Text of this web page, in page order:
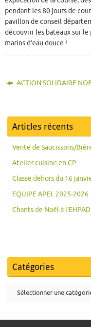
pendant les 80 jours de
pavillon de conseil
découvrir les bateaux sur
marins d’eau douce !
ACTION SOLIDAIRE
Articles récents
Vente de Saucissons/
Atelier cuisine en CP
Classe dehors du 16
EQUIPE APEL 2025-2026
Chants de Noël à l’EHPAD
Catégories